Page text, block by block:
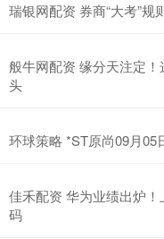
瑞银网配资 券商“大考”
般牛网配资 缘分天注定
头
环球策略 *ST原尚09月05
佳禾配资 华为业绩出炉
码